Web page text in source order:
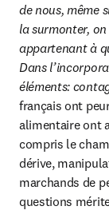
de nous, même
la surmonter,
appartenant à
Dans
éléments:
français ont
alimentaire ont
compris le
dérive,
marchands de
questions